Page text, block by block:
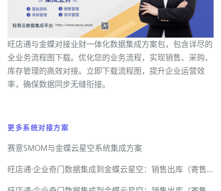
旺店通与金蝶对接业财一体化数据集成方案包，包含详尽的
全业务流程图下载。优化您的业务流程，实现销售、采购、
库存管理的高效对接。立即下载流程图，提升企业运营效
率，确保数据同步无缝衔接。
更多系统对接方案
赛意SMOM与金蝶云星空系统集成方案
旺店通·企业奇门数据集成到金蝶云星空：销售出库（寄售业务）案例分享